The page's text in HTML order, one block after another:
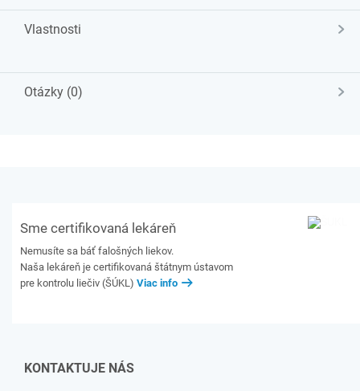
Vlastnosti
Otázky (0)
Sme certifikovaná lekáreň
Nemusíte sa báť falošných liekov.
Naša lekáreň je certifikovaná štátnym ústavom
pre kontrolu liečiv (ŠÚKL) Viac info
KONTAKTUJE NÁS